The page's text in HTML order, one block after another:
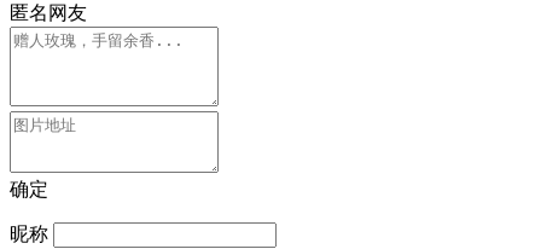
匿名网友
确定
昵称